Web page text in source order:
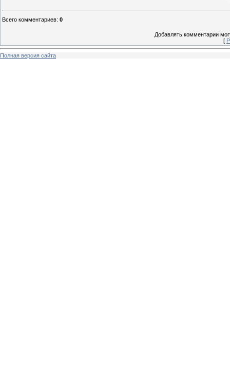
Всего комментариев: 0
Добавлять комментарии
[
Полная версия сайта